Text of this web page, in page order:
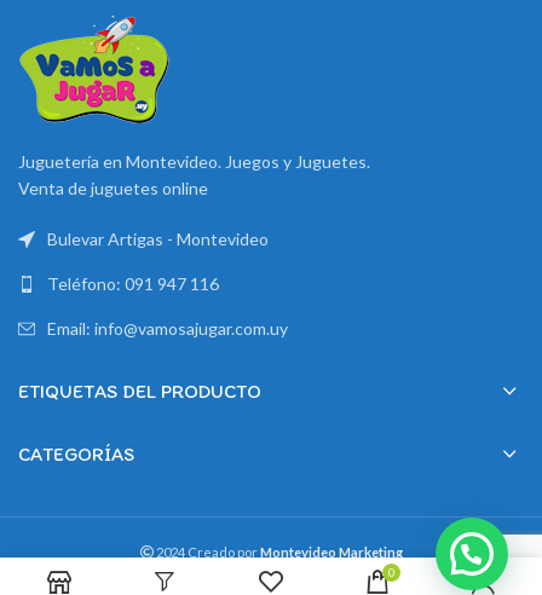
Juguetería en Montevideo. Juegos y Juguetes.
Venta de juguetes online
Bulevar Artigas - Montevideo
Teléfono: 091 947 116
Email: info@vamosajugar.com.uy
ETIQUETAS DEL PRODUCTO
CATEGORÍAS
2024 Creado porMontevideo Marketing
0